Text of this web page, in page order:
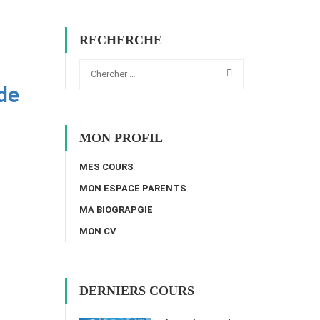
RECHERCHE
MON PROFIL
MES COURS
MON ESPACE PARENTS
MA BIOGRAPGIE
MON CV
DERNIERS COURS